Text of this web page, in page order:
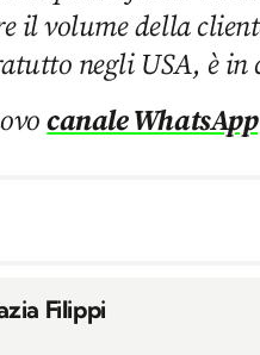
il volume della
negli USA, è in
canale WhatsApp
Filippi